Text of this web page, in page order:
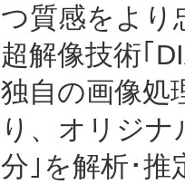
つ質感をより
超解像技術｢
独自の画像処
り、オリジ
分｣を解析･推